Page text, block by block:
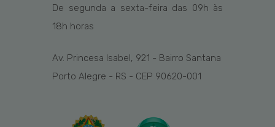
De segunda a sexta-feira das 09h às
18h horas
Av. Princesa Isabel, 921 - Bairro Santana
Porto Alegre - RS - CEP 90620-001